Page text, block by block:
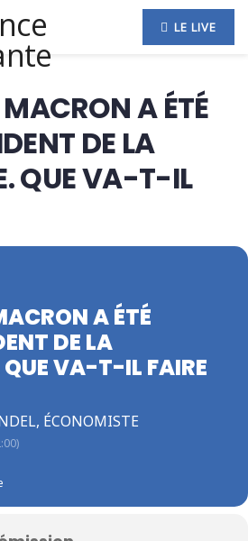
LE LIVE
A ÉTÉ
DE LA
QUE VA-T-IL
A ÉTÉ
DE LA
QUE VA-T-IL FAIRE
ÉCONOMISTE